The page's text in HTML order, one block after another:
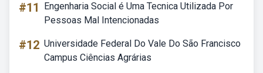
#11
Engenharia Social é Uma Tecnica Utilizada Por
Pessoas Mal Intencionadas
#12 Universidade Federal Do Vale Do São Francisco
Campus Ciências Agrárias